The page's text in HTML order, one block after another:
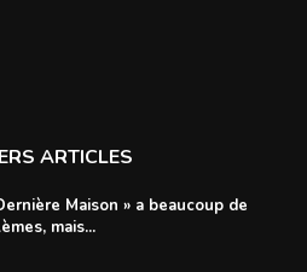
ARTICLES
Maison » a beaucoup de
mais...